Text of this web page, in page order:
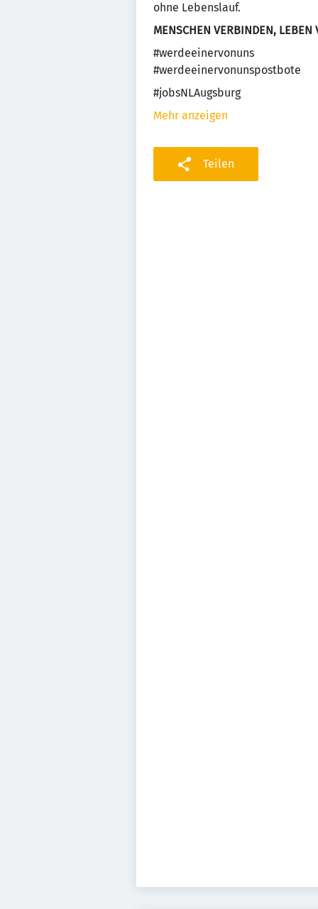
ohne Lebenslauf.
MENSCHEN VERBINDEN, LEBEN
#werdeeinervonuns
#werdeeinervonunspostbote
#jobsNLAugsburg
Mehr anzeigen
Teilen